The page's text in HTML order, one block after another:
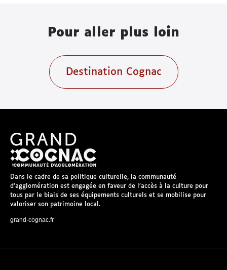
Pour aller plus loin
Destination Cognac
Dans le cadre de sa politique culturelle, la communauté
d’agglomération est engagée en faveur de l’accès à la culture pour
tous par le biais de ses équipements culturels et se mobilise pour
valoriser son patrimoine local.
grand-cognac.fr